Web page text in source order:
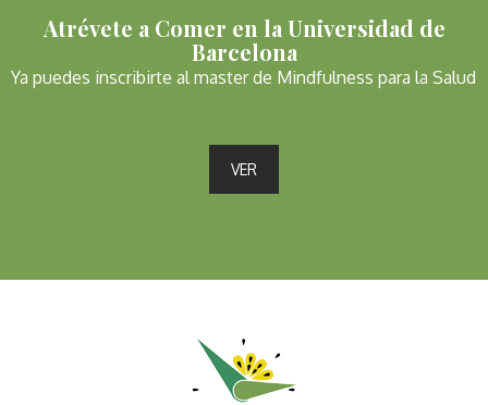
Atrévete a Comer en la Universidad de
Barcelona
Ya puedes inscribirte al master de Mindfulness para la Salud
VER